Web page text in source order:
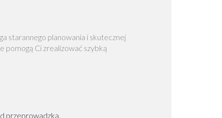
starannego planowania i skutecznej
pomogą Ci zrealizować szybką
przeprowadzką.